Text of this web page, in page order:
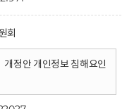
회
개정안 개인정보 침해요인